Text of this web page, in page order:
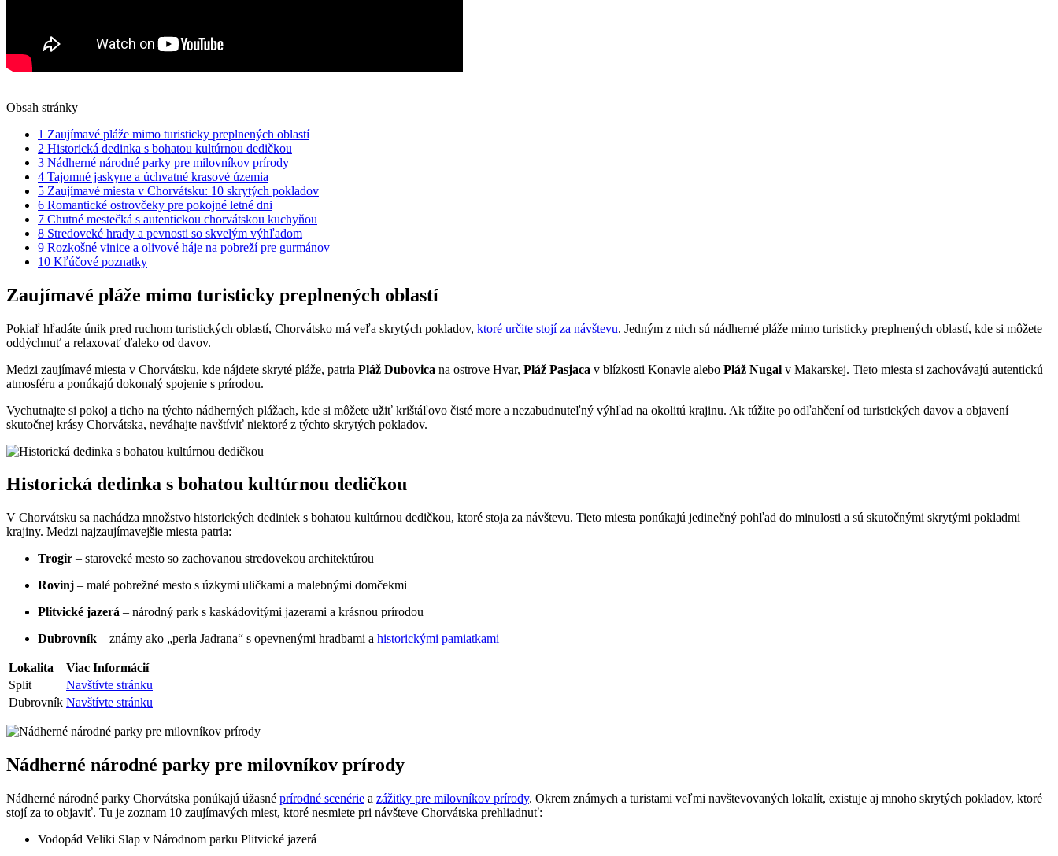
Obsah stránky
1 Zaujímavé pláže mimo turisticky preplnených oblastí
2 Historická dedinka s bohatou kultúrnou dedičkou
3 Nádherné národné parky pre milovníkov prírody
4 Tajomné jaskyne a úchvatné krasové územia
5 Zaujímavé miesta v Chorvátsku: 10 skrytých pokladov
6 Romantické ostrovčeky pre pokojné letné dni
7 Chutné mestečká s autentickou chorvátskou kuchyňou
8 Stredoveké hrady a pevnosti so skvelým výhľadom
9 Rozkošné vinice a olivové háje na pobreží pre gurmánov
10 Kľúčové poznatky
Zaujímavé pláže mimo turisticky preplnených oblastí
Pokiaľ hľadáte únik pred ruchom turistických oblastí, Chorvátsko má veľa skrytých pokladov, ktoré určite stojí za návštevu. Jedným z nich sú nádherné pláže mimo turisticky preplnených oblastí, kde si môžete
oddýchnuť a relaxovať ďaleko od davov.
Medzi zaujímavé miesta v Chorvátsku, kde nájdete skryté pláže, patria Pláž Dubovica na ostrove Hvar, Pláž Pasjaca v blízkosti Konavle alebo Pláž Nugal v Makarskej. Tieto miesta si zachovávajú autentickú
atmosféru a ponúkajú dokonalý spojenie s prírodou.
Vychutnajte si pokoj a ticho na týchto nádherných plážach, kde si môžete užiť krištáľovo čisté more a nezabudnuteľný výhľad na okolitú krajinu. Ak túžite po odľahčení od turistických davov a objavení
skutočnej krásy Chorvátska, neváhajte navštíviť niektoré z týchto skrytých pokladov.
Historická dedinka s bohatou kultúrnou dedičkou
V Chorvátsku sa nachádza množstvo historických dediniek s bohatou kultúrnou dedičkou, ktoré stoja za návštevu. Tieto miesta ponúkajú jedinečný pohľad do minulosti a sú skutočnými skrytými pokladmi
krajiny. Medzi najzaujímavejšie miesta patria:
Trogir – staroveké mesto so zachovanou stredovekou architektúrou
Rovinj – malé pobrežné mesto s úzkymi uličkami a malebnými domčekmi
Plitvické jazerá – národný park s kaskádovitými jazerami a krásnou prírodou
Dubrovník – známy ako „perla Jadrana“ s opevnenými hradbami a historickými pamiatkami
Lokalita
Viac Informácií
Split
Navštívte stránku
Dubrovník Navštívte stránku
Nádherné národné parky pre milovníkov prírody
Nádherné národné parky Chorvátska ponúkajú úžasné prírodné scenérie a zážitky pre milovníkov prírody. Okrem známych a turistami veľmi navštevovaných lokalít, existuje aj mnoho skrytých pokladov, ktoré
stojí za to objaviť. Tu je zoznam 10 zaujímavých miest, ktoré nesmiete pri návšteve Chorvátska prehliadnuť:
Vodopád Veliki Slap v Národnom parku Plitvické jazerá